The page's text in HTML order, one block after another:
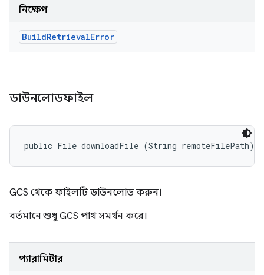
নিক্ষেপ
BuildRetrievalError
ডাউনলোডফাইল
public File downloadFile (String remoteFilePath)
GCS থেকে ফাইলটি ডাউনলোড করুন।
বর্তমানে শুধু GCS পাথ সমর্থন করে।
প্যারামিটার